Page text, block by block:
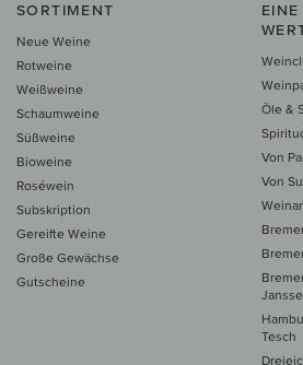
SORTIMENT
Neue Weine
Rotweine
Weißweine
Schaumweine
Süßweine
Bioweine
Roséwein
Subskription
Gereifte Weine
Große Gewächse
Gutscheine
Öle &
Von
Von
Tesch